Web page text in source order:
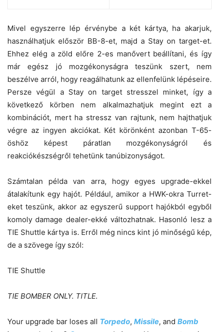
Mivel egyszerre lép érvénybe a két kártya, ha akarjuk,
használhatjuk először BB-8-et, majd a Stay on target-et.
Ehhez elég a zöld előre 2-es manővert beállítani, és így
már egész jó mozgékonyságra teszünk szert, nem
beszélve arról, hogy reagálhatunk az ellenfelünk lépéseire.
Persze végül a Stay on target stresszel minket, így a
következő körben nem alkalmazhatjuk megint ezt a
kombinációt, mert ha stressz van rajtunk, nem hajthatjuk
végre az ingyen akciókat. Két körönként azonban T-65-
öshöz képest páratlan mozgékonyságról és
reakciókészségről tehetünk tanúbizonyságot.
Számtalan példa van arra, hogy egyes upgrade-ekkel
átalakítunk egy hajót. Például, amikor a HWK-okra Turret-
eket teszünk, akkor az egyszerű support hajókból egyből
komoly damage dealer-ekké változhatnak. Hasonló lesz a
TIE Shuttle kártya is. Erről még nincs kint jó minőségű kép,
de a szövege így szól:
TIE Shuttle
TIE BOMBER ONLY. TITLE.
Your upgrade bar loses all Torpedo, Missile, and Bomb